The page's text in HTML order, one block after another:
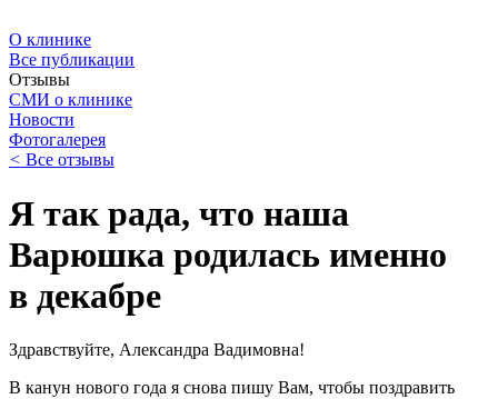
О клинике
Все публикации
Отзывы
СМИ о клинике
Новости
Фотогалерея
< Все отзывы
Я так рада, что наша
Варюшка родилась именно
в декабре
Здравствуйте, Александра Вадимовна!
В канун нового года я снова пишу Вам, чтобы поздравить